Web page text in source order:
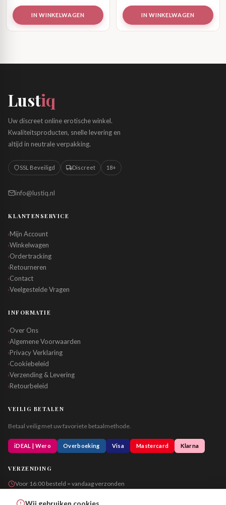
IN WINKELWAGEN IN WINKELWAGEN
Lustiq
Uw discreet online erotische winkel.
Kwaliteitsproducten, snelle levering en
altijd in neutrale verpakking.
SSL Beveiligd Discreet 18+
info@lustiq.nl
KLANTENSERVICE
›Mijn Account
›Winkelwagen
›Ordertracking
›Retourneren
›Contact
›Veelgestelde Vragen
INFORMATIE
›Over Ons
›Algemene Voorwaarden
›Privacy Verklaring
›Cookiebeleid
›Verzending & Levering
›Retourbeleid
VEILIG BETALEN
Betaal veilig met uw favoriete betaalmethode.
iDEAL | Wero Overboeking Visa Mastercard Klarna
VERZENDING
Voor 16:00 besteld = vandaag verzonden
Wij gebruiken cookies